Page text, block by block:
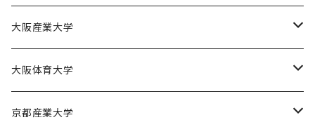
大阪産業大学
大阪産業大学バスケットボール部
大阪体育大学
大阪体育大学女子バスケットボール部
京都産業大学